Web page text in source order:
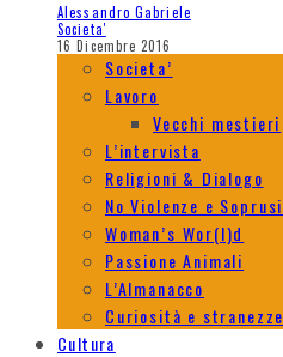
Alessandro Gabriele
Societa'
16 Dicembre 2016
Societa’
Lavoro
Vecchi mestieri
L’intervista
Religioni & Dialogo
No Violenze e Soprusi
Woman’s Wor(l)d
Passione Animali
L’Almanacco
Curiosità e stranezze
Cultura